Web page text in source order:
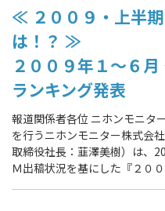
≪ ２００９・上半
は！？ ≫
２００９年１～６
ランキング発表
報道関係者各位 ニホンモニタ
を行うニホンモニター株式会
取締役社長：韮澤美樹）は、
Ｍ出稿状況を基にした『２０